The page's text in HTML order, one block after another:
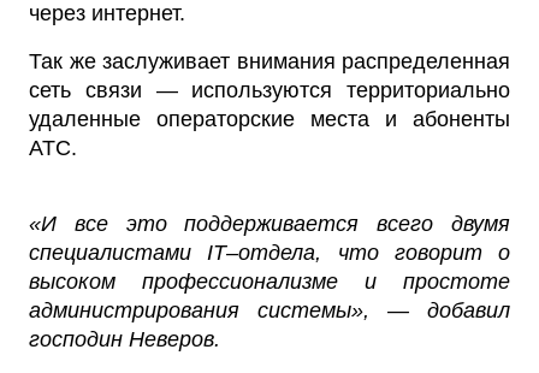
через интернет.
Так же заслуживает внимания распределенная
сеть связи — используются территориально
удаленные операторские места и абоненты
АТС.
«И все это поддерживается всего двумя
специалистами IT–отдела, что говорит о
высоком профессионализме и простоте
администрирования системы», — добавил
господин Неверов.